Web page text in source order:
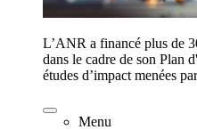
L’ANR a financé plus de
dans le cadre de son Plan
études d’impact menées
Menu